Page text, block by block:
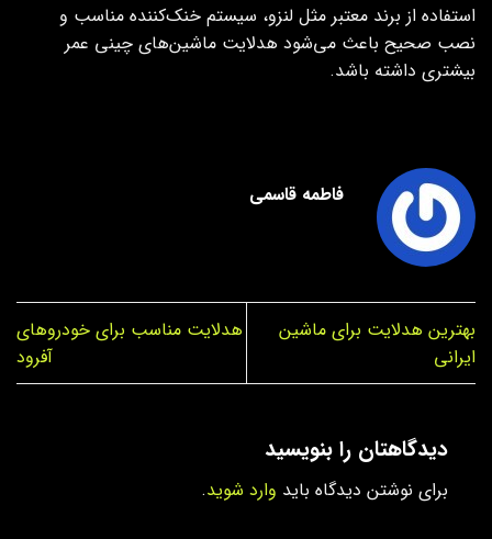
استفاده از برند معتبر مثل لنزو، سیستم خنک‌کننده مناسب و
نصب صحیح باعث می‌شود هدلایت ماشین‌های چینی عمر
بیشتری داشته باشد.
فاطمه قاسمی
بهترین هدلایت برای ماشین
ایرانی
هدلایت مناسب برای خودروهای
آفرود
دیدگاهتان را بنویسید
برای نوشتن دیدگاه باید وارد شوید.